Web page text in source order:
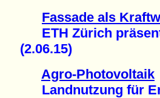
Fassade als
ETH Zürich
(2.06.15)
Agro-Photovoltaik
Landnutzung für